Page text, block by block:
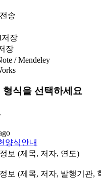
송
저장
장
/ Mendeley
식을 선택하세요
양식안내
보 (제목, 저자, 연도)
보 (제목, 저자, 발행기관,